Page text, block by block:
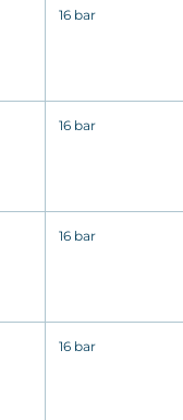
16 bar
16 bar
16 bar
16 bar